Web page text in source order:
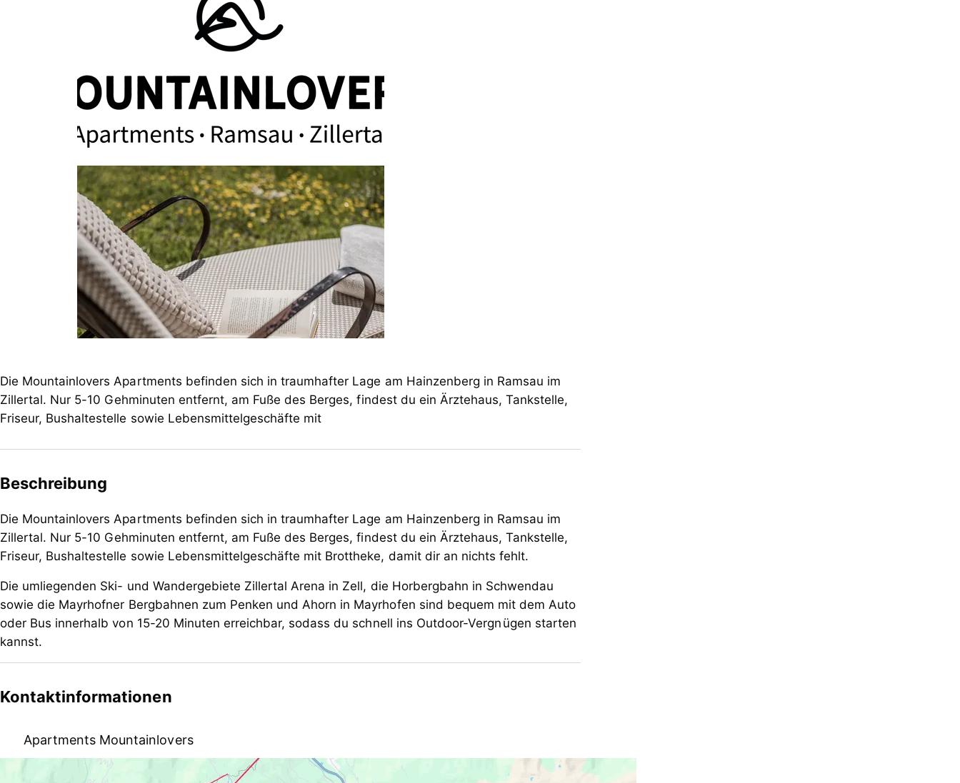
Die Mountainlovers Apartments befinden sich in traumhafter Lage am Hainzenberg in Ramsau im
Zillertal. Nur 5-10 Gehminuten entfernt, am Fuße des Berges, findest du ein Ärztehaus, Tankstelle,
Friseur, Bushaltestelle sowie Lebensmittelgeschäfte mit
Beschreibung
Die Mountainlovers Apartments befinden sich in traumhafter Lage am Hainzenberg in Ramsau im
Zillertal. Nur 5-10 Gehminuten entfernt, am Fuße des Berges, findest du ein Ärztehaus, Tankstelle,
Friseur, Bushaltestelle sowie Lebensmittelgeschäfte mit Brottheke, damit dir an nichts fehlt.
Die umliegenden Ski- und Wandergebiete Zillertal Arena in Zell, die Horbergbahn in Schwendau
sowie die Mayrhofner Bergbahnen zum Penken und Ahorn in Mayrhofen sind bequem mit dem Auto
oder Bus innerhalb von 15-20 Minuten erreichbar, sodass du schnell ins Outdoor-Vergn ügen starten
kannst.
Zillertal. Nur 5-10 Gehminuten entfernt, am Fu
Die umliegenden Ski- und Wandergebiete Zillertal Arena in Zell, die Horbergbahn in Schwendau
sowie die Mayrhofner Bergbahnen zum Penken und Ahorn in Mayrhofen sind bequem mit dem Auto
oder Bus innerhalb von 15-20 Minuten erreichbar, sodass du schnell ins Outdoor-Vergn
ügen starten
Kontaktinformationen
Apartments Mountainlovers
Lindenhöhe 614, 6278 Ramsau, AT